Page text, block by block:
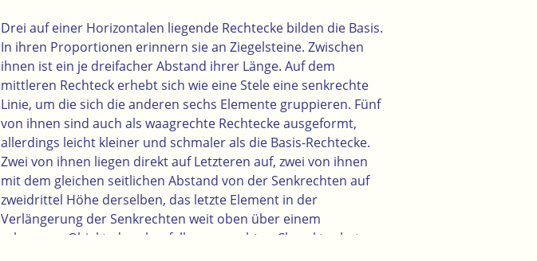
Drei auf einer Horizontalen liegende Rechtecke bilden die Basis.
In ihren Proportionen erinnern sie an Ziegelsteine. Zwischen
ihnen ist ein je dreifacher Abstand ihrer Länge. Auf dem
mittleren Rechteck erhebt sich wie eine Stele eine senkrechte
Linie, um die sich die anderen sechs Elemente gruppieren. Fünf
von ihnen sind auch als waagrechte Rechtecke ausgeformt,
allerdings leicht kleiner und schmaler als die Basis-Rechtecke.
Zwei von ihnen liegen direkt auf Letzteren auf, zwei von ihnen
mit dem gleichen seitlichen Abstand von der Senkrechten auf
zweidrittel Höhe derselben, das letzte Element in der
Verlängerung der Senkrechten weit oben über einem
schwarzen Objekt, das ebenfalls waagrechten Charakter hat